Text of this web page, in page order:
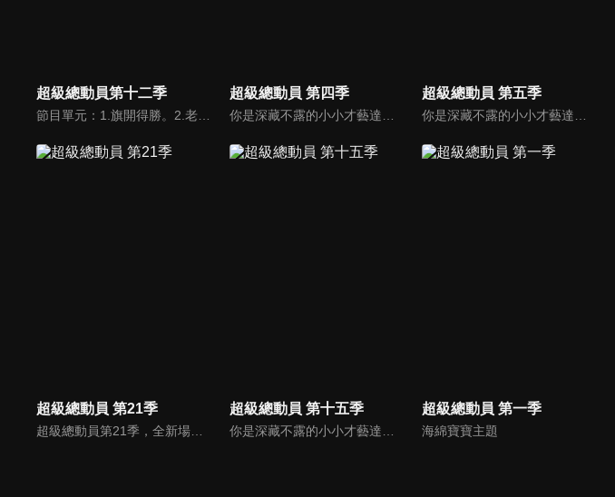
超級總動員第十二季 超級總動員 第四季 超級總動員 第五季
超級總動員 第21季
超級總動員第21季，全新場景、全新內容 、全新遊戲關卡，跟著超級總動員一起環遊世界！考驗好友和團體的合作默契，腦力激盪、精采絕倫才藝秀、十八般武藝完美演出。全國小學校際交流與趣味競技比賽，適合全家觀賞的優質益智節目！
超級總動員 第十五季
你是深藏不露的小小才藝達人嗎？還是厲害的超級遊戲王，節目中哥哥姐姐要帶著小朋友們闖關拿獎金，快快一起來挑戰吧!!
超級總動員 第一季
海綿寶寶主題